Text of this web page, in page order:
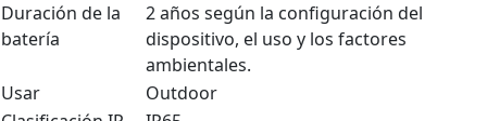
Duración de la
batería
2 años según la configuración del
dispositivo, el uso y los factores
ambientales.
Usar
Outdoor